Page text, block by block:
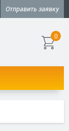
Отправить заявку
0